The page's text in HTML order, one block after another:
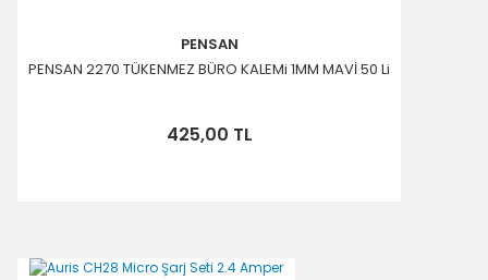
PENSAN
PENSAN 2270 TÜKENMEZ BÜRO KALEMi 1MM MAVİ 50 Li
425,00 TL